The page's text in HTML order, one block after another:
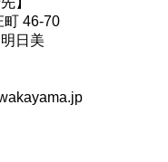
町 46-70
日美